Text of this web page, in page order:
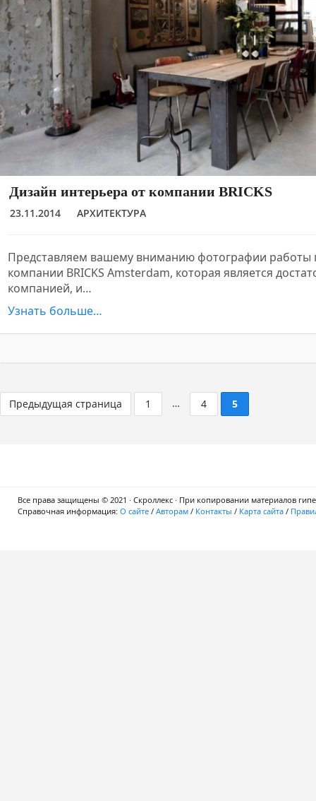
Дизайн интерьера от компании BRICKS
23.11.2014 АРХИТЕКТУРА
Представляем вашему вниманию фотографии работы
компании BRICKS Amsterdam, которая является
компанией, и…
Узнать больше…
Предыдущая страница 1 … 4 5
Все права защищены © 2021 · Скроллекс · При копировании материалов
Справочная информация: О сайте / Авторам / Контакты / Карта сайта /